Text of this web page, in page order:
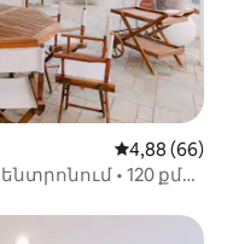
Միջին
4,88 (66)
• 120 քմ